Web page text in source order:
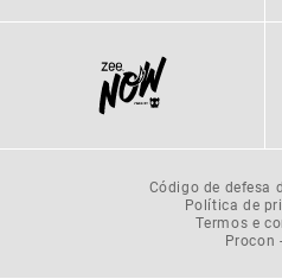
Código de defesa
Política de
Termos e
Procon